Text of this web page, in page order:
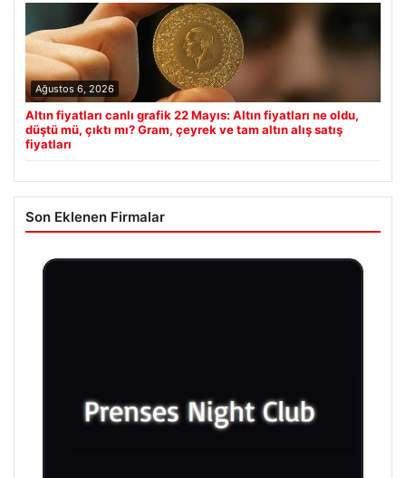
Ağustos 6, 2026
Altın fiyatları canlı grafik 22 Mayıs: Altın fiyatları ne oldu,
düştü mü, çıktı mı? Gram, çeyrek ve tam altın alış satış
fiyatları
Son Eklenen Firmalar